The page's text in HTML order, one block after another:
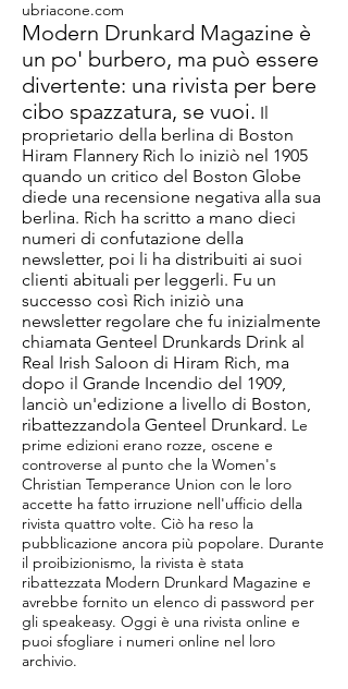
ubriacone.com
Modern Drunkard Magazine è
un po' burbero, ma può essere
divertente: una rivista per bere
cibo spazzatura, se vuoi. Il
proprietario della berlina di Boston
Hiram Flannery Rich lo iniziò nel 1905
quando un critico del Boston Globe
diede una recensione negativa alla sua
berlina. Rich ha scritto a mano dieci
numeri di confutazione della
newsletter, poi li ha distribuiti ai suoi
clienti abituali per leggerli. Fu un
successo così Rich iniziò una
newsletter regolare che fu inizialmente
chiamata Genteel Drunkards Drink al
Real Irish Saloon di Hiram Rich, ma
dopo il Grande Incendio del 1909,
lanciò un'edizione a livello di Boston,
ribattezzandola Genteel Drunkard. Le
prime edizioni erano rozze, oscene e
controverse al punto che la Women's
Christian Temperance Union con le loro
accette ha fatto irruzione nell'ufficio della
rivista quattro volte. Ciò ha reso la
pubblicazione ancora più popolare. Durante
il proibizionismo, la rivista è stata
ribattezzata Modern Drunkard Magazine e
avrebbe fornito un elenco di password per
gli speakeasy. Oggi è una rivista online e
puoi sfogliare i numeri online nel loro
archivio.